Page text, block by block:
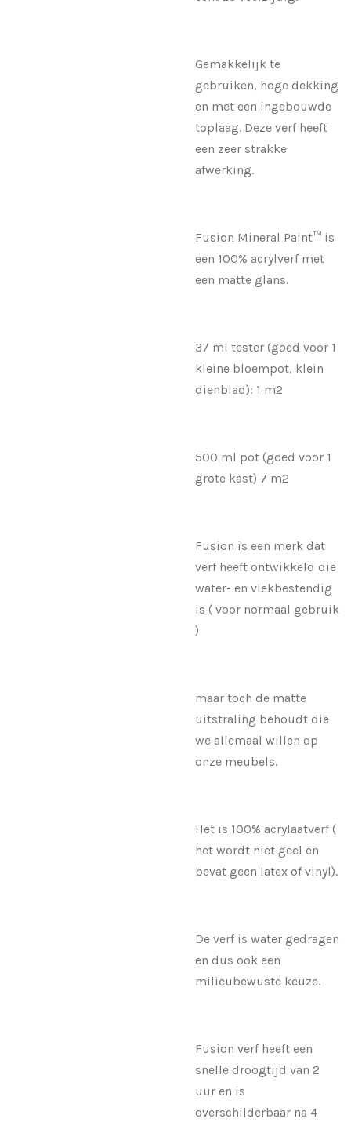
Gemakkelijk te
gebruiken, hoge dekking
en met een ingebouwde
toplaag. Deze verf heeft
een zeer strakke
afwerking.
Fusion Mineral Paint™ is
een 100% acrylverf met
een matte glans.
37 ml tester (goed voor 1
kleine bloempot, klein
dienblad): 1 m2
500 ml pot (goed voor 1
grote kast) 7 m2
Fusion is een merk dat
verf heeft ontwikkeld die
water- en vlekbestendig
is ( voor normaal gebruik
)
maar toch de matte
uitstraling behoudt die
we allemaal willen op
onze meubels.
Het is 100% acrylaatverf (
het wordt niet geel en
bevat geen latex of vinyl).
De verf is water gedragen
en dus ook een
milieubewuste keuze.
Fusion verf heeft een
snelle droogtijd van 2
uur en is
overschilderbaar na 4